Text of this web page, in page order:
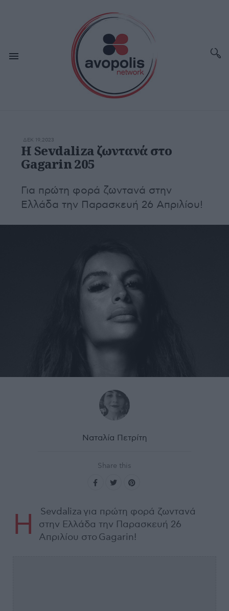
ΔΕΚ 19,2023
H Sevdaliza ζωντανά στο
Gagarin 205
Για πρώτη φορά ζωντανά στην
Ελλάδα την Παρασκευή 26 Απριλίου!
Ναταλία Πετρίτη
Share this
Η
Sevdaliza για πρώτη φορά ζωντανά
στην Ελλάδα την Παρασκευή 26
Απριλίου στο Gagarin!